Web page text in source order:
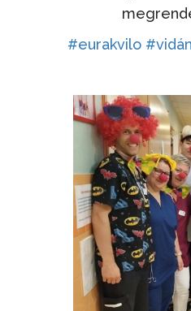
#eurakvilo